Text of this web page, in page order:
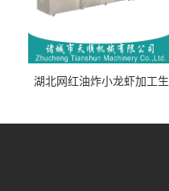
湖北网红油炸小龙虾加工生
线）